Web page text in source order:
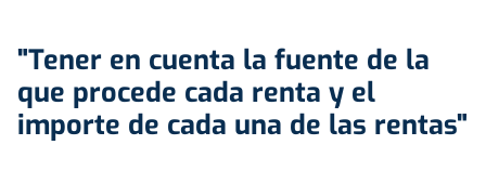
"Tener en cuenta la fuente de la
que procede cada renta y el
importe de cada una de las rentas"